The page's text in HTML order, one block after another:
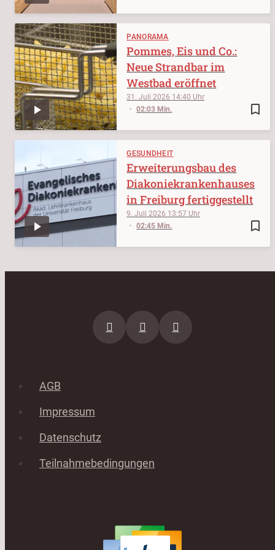
PANORAMA
bookmark_border
31. Juli 2026 14:40
02:03 Min.
Pommes, Eis und Co.:
Neue Strandbar im
Westbad eröffnet
GESUNDHEIT
bookmark_border
9. Juli 2026 13:57
02:45 Min.
Erweiterungsbau des
Diakoniekrankenhauses
in Freiburg fertiggestellt
AGB
Impressum
Datenschutz
Teilnahmebedingungen